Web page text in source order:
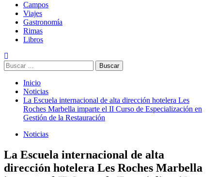
Campos
Viajes
Gastronomía
Rimas
Libros
Buscar:
Inicio
Noticias
La Escuela internacional de alta dirección hotelera Les
Roches Marbella imparte el II Curso de Especialización en
Gestión de la Restauración
Noticias
La Escuela internacional de alta
dirección hotelera Les Roches Marbella